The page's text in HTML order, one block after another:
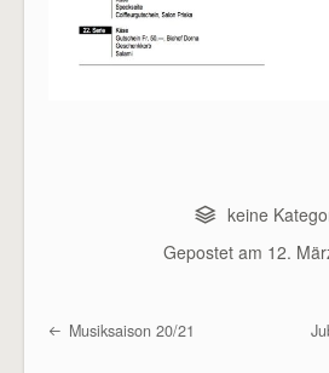
keine
Gepostet am 12.
Beitragsübersicht
Musiksaison 20/21